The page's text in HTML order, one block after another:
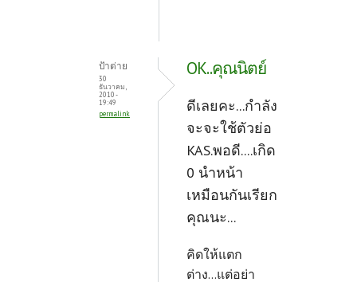
ป้าต่าย
30
ธันวาคม,
2010 -
19:49
permalink
OK..คุณนิตย์
ดีเลยคะ...กำลัง
จะจะใช้ตัวย่อ
KAS.พอดี....เกิด
0 นำหน้า
เหมือนกันเรียก
คุณนะ...
คิดให้แตก
ต่าง...แต่อย่า